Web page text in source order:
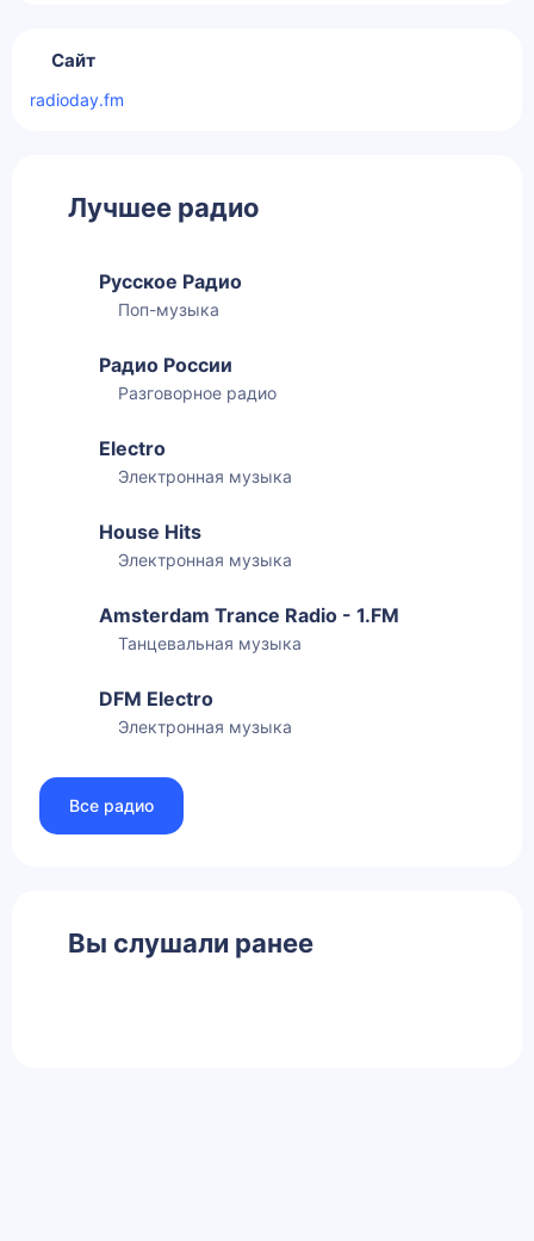
Сайт
radioday.fm
Лучшее радио
Русское Радио
Поп-музыка
Радио России
Разговорное радио
Electro
Электронная музыка
House Hits
Электронная музыка
Amsterdam Trance Radio - 1.FM
Танцевальная музыка
DFM Electro
Электронная музыка
Все радио
Вы слушали ранее